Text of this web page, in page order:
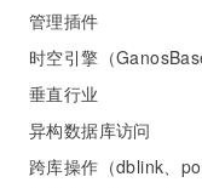
管理插件
时空引擎（
垂直行业
异构数据库访问
跨库操作（dblink、
媒体服务
企业服务与云通信
终端用户计算
政企业务